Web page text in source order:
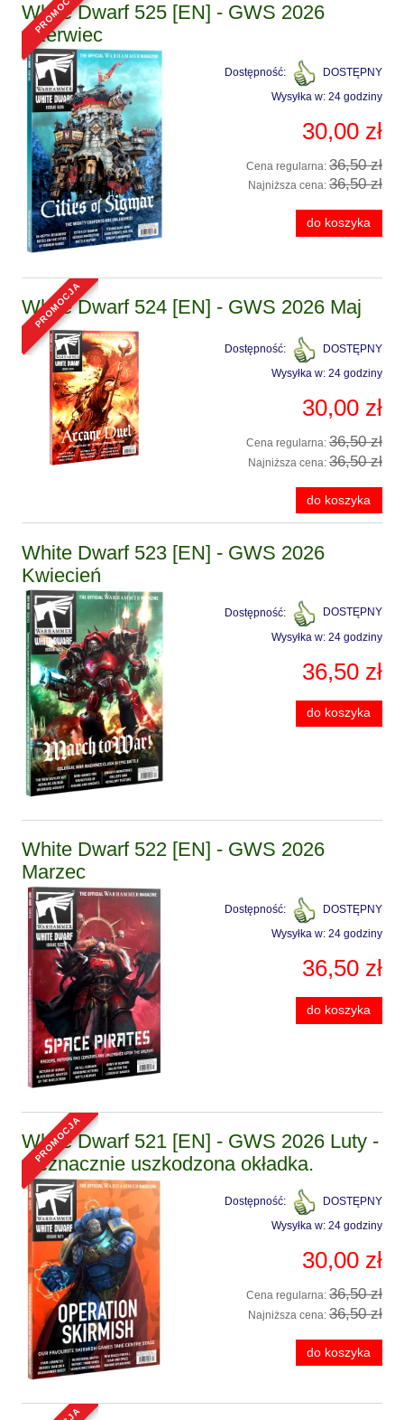
White Dwarf 525 [EN] - GWS 2026
Czerwiec
Dostępność:
DOSTĘPNY
Wysyłka w: 24 godziny
30,00 zł
Cena regularna: 36,50 zł
Najniższa cena: 36,50 zł
do koszyka
White Dwarf 524 [EN] - GWS 2026 Maj
Dostępność:
DOSTĘPNY
Wysyłka w: 24 godziny
30,00 zł
Cena regularna: 36,50 zł
Najniższa cena: 36,50 zł
do koszyka
promocja
White Dwarf 523 [EN] - GWS 2026
Kwiecień
Dostępność:
DOSTĘPNY
Wysyłka w: 24 godziny
36,50 zł
do koszyka
White Dwarf 522 [EN] - GWS 2026
Marzec
Dostępność:
DOSTĘPNY
Wysyłka w: 24 godziny
36,50 zł
do koszyka
White Dwarf 521 [EN] - GWS 2026 Luty -
nieznacznie uszkodzona okładka.
Dostępność:
DOSTĘPNY
Wysyłka w: 24 godziny
30,00 zł
Cena regularna: 36,50 zł
Najniższa cena: 36,50 zł
do koszyka
promocja
promocja